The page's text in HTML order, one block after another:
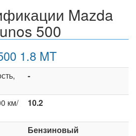
Mazda
500
1.8 MT
-
км/
10.2
Бензиновый